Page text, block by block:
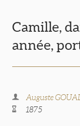
Camille,
année,
Auguste
1875